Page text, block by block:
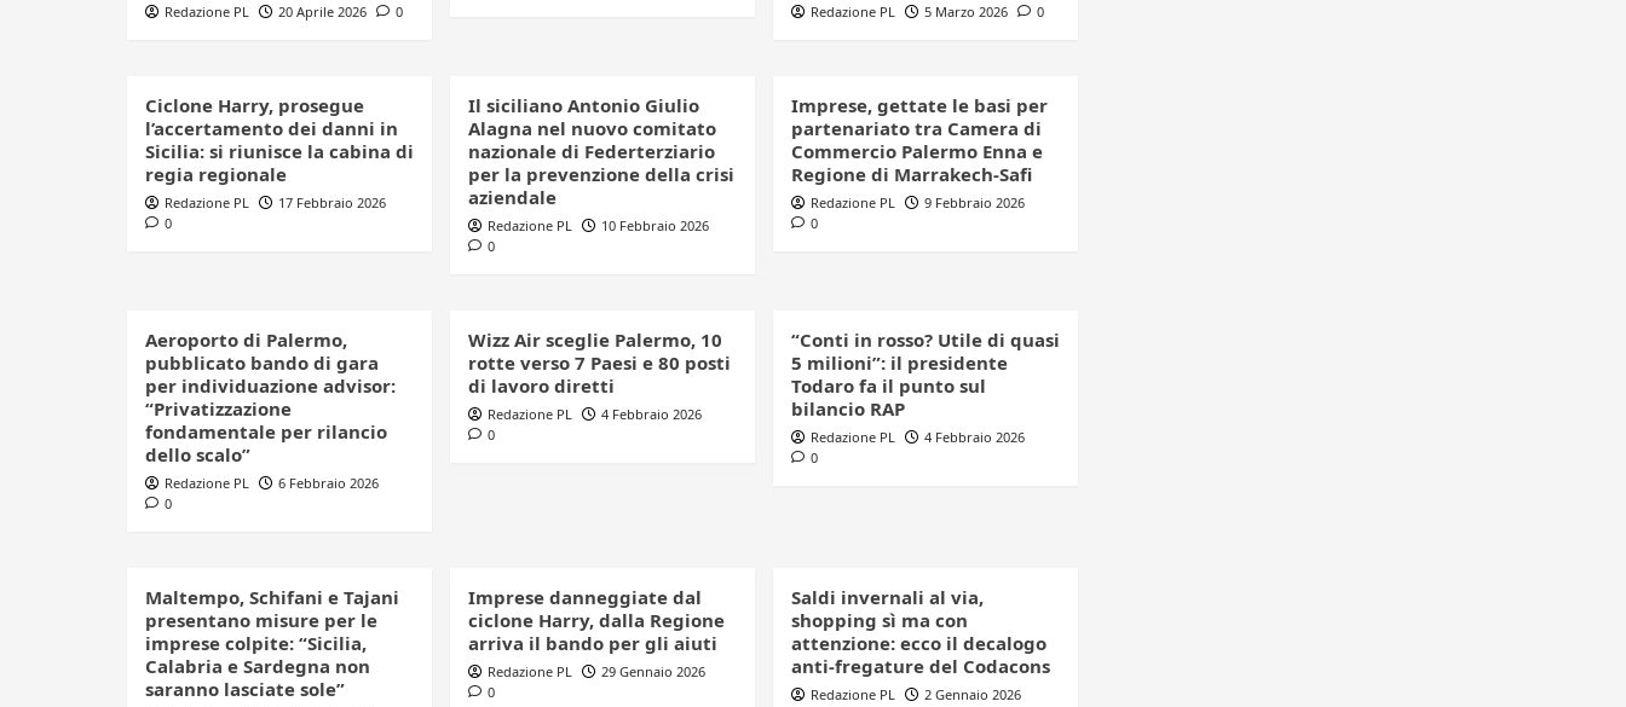
Redazione PL 20 Aprile 2026 0 Redazione PL 5 Marzo 2026 0
Ciclone Harry, prosegue
l’accertamento dei danni in
Sicilia: si riunisce la cabina di
regia regionale
Redazione PL
17 Febbraio 2026
0
Il siciliano Antonio Giulio
Alagna nel nuovo comitato
nazionale di Federterziario
per la prevenzione della crisi
aziendale
Redazione PL
10 Febbraio 2026
0
Imprese, gettate le basi per
partenariato tra Camera di
Commercio Palermo Enna e
Regione di Marrakech-Safi
Redazione PL
9 Febbraio 2026
0
Aeroporto di Palermo,
pubblicato bando di gara
per individuazione advisor:
“Privatizzazione
fondamentale per rilancio
dello scalo”
Redazione PL
6 Febbraio 2026
0
Wizz Air sceglie Palermo, 10
rotte verso 7 Paesi e 80 posti
di lavoro diretti
Redazione PL
4 Febbraio 2026
0
“Conti in rosso? Utile di quasi
5 milioni”: il presidente
Todaro fa il punto sul
bilancio RAP
Redazione PL
4 Febbraio 2026
0
Maltempo, Schifani e Tajani
presentano misure per le
imprese colpite: “Sicilia,
Calabria e Sardegna non
saranno lasciate sole”
Imprese danneggiate dal
ciclone Harry, dalla Regione
arriva il bando per gli aiuti
Redazione PL
29 Gennaio 2026
0
Saldi invernali al via,
shopping sì ma con
attenzione: ecco il decalogo
anti-fregature del Codacons
Redazione PL 2 Gennaio 2026